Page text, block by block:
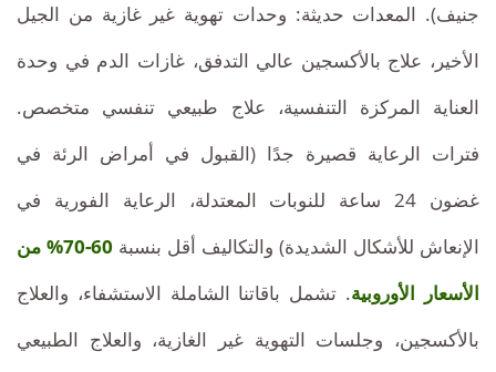
جنيف). المعدات حديثة: وحدات تهوية غير غازية من الجيل
الأخير، علاج بالأكسجين عالي التدفق، غازات الدم في وحدة
العناية المركزة التنفسية، علاج طبيعي تنفسي متخصص.
فترات الرعاية قصيرة جدًا (القبول في أمراض الرئة في
غضون 24 ساعة للنوبات المعتدلة، الرعاية الفورية في
الإنعاش للأشكال الشديدة) والتكاليف أقل بنسبة
60-70% من
الأسعار الأوروبية. تشمل باقاتنا الشاملة الاستشفاء، والعلاج
بالأكسجين، وجلسات التهوية غير الغازية، والعلاج الطبيعي